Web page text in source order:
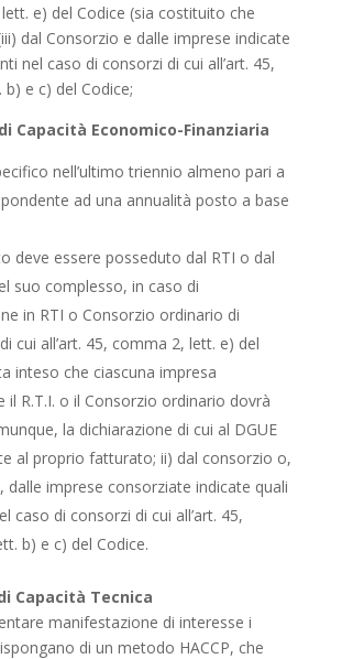
e) del Codice (sia costituito che
dal Consorzio e dalle imprese indicate
nel caso di consorzi di cui all’art. 45,
e c) del Codice;
Capacità Economico-Finanziaria
nell’ultimo triennio almeno pari a
ad una annualità posto a base
deve essere posseduto dal RTI o dal
suo complesso, in caso di
in RTI o Consorzio ordinario di
cui all’art. 45, comma 2, lett. e) del
inteso che ciascuna impresa
il R.T.I. o il Consorzio ordinario dovrà
la dichiarazione di cui al DGUE
al proprio fatturato; ii) dal consorzio o,
dalle imprese consorziate indicate quali
caso di consorzi di cui all’art. 45,
b) e c) del Codice.
Capacità Tecnica
manifestazione di interesse i
di un metodo HACCP, che